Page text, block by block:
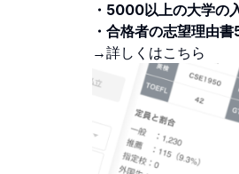
・5000以上の大学の
・合格者の志望理由
→詳しくはこちら